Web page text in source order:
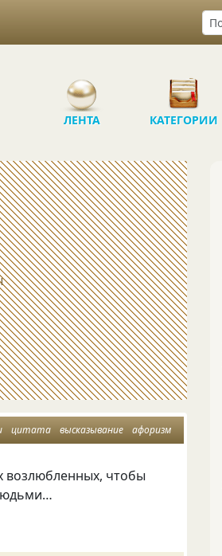
ЛЕНТА КАТЕГОРИИ
цитата высказывание афоризм
возлюбленных, чтобы